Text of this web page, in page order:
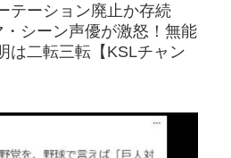
テーション廃止か存続
シーン声優が激怒！無能
は二転三転【KSLチャン